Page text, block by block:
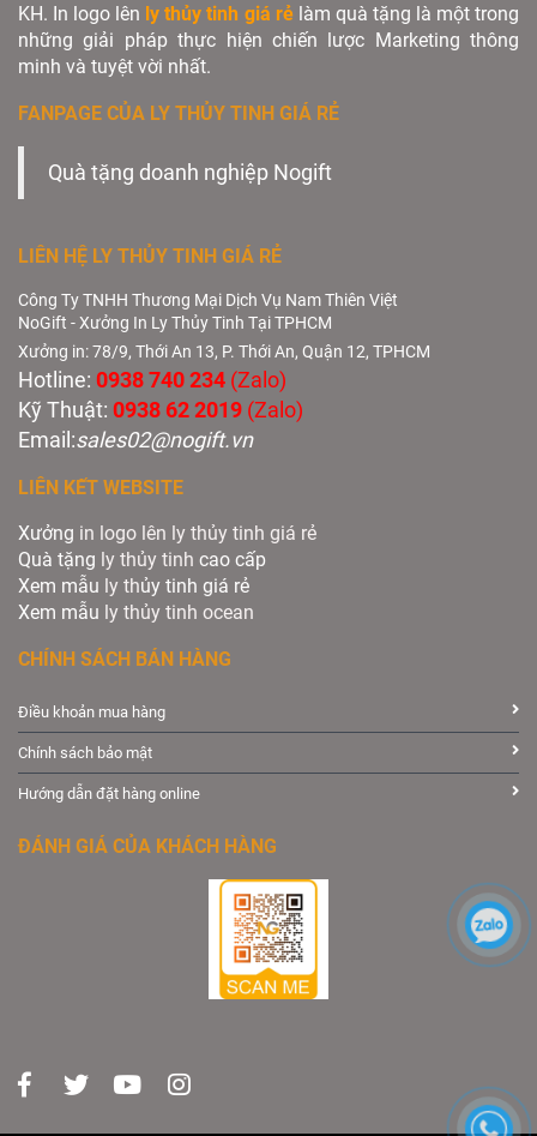
KH. In logo lên ly thủy tinh giá rẻlàm quà tặng là một trong
những giải pháp thực hiện chiến lược Marketing thông
minh và tuyệt vời nhất.
FANPAGE CỦA LY THỦY TINH GIÁ RẺ
Quà tặng doanh nghiệp Nogift
LIÊN HỆ LY THỦY TINH GIÁ RẺ
Công Ty TNHH Thương Mại Dịch Vụ Nam Thiên Việt
NoGift - Xưởng In Ly Thủy Tinh Tại TPHCM
Xưởng in: 78/9, Thới An 13, P. Thới An, Quận 12, TPHCM
Hotline: 0938 740 234 (Zalo)
Kỹ Thuật: 0938 62 2019 (Zalo)
Email:sales02@nogift.vn
LIÊN KẾT WEBSITE
Xưởng in logo lên ly thủy tinh giá rẻ
Quà tặng ly thủy tinh cao cấp
Xem mẫu ly thủy tinh giá rẻ
Xem mẫu ly thủy tinh ocean
CHÍNH SÁCH BÁN HÀNG
Điều khoản mua hàng
Chính sách bảo mật
Hướng dẫn đặt hàng online
ĐÁNH GIÁ CỦA KHÁCH HÀNG